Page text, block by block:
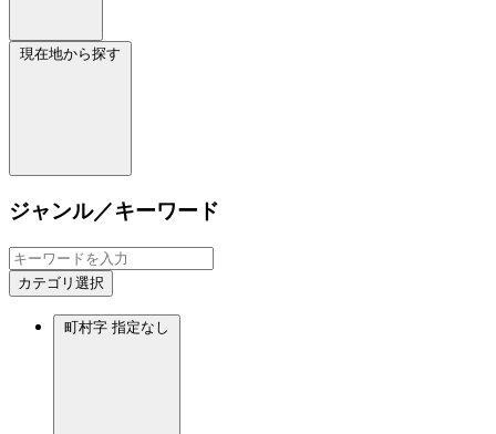
現在地から探す
ジャンル／キーワード
カテゴリ選択
町村字 指定なし